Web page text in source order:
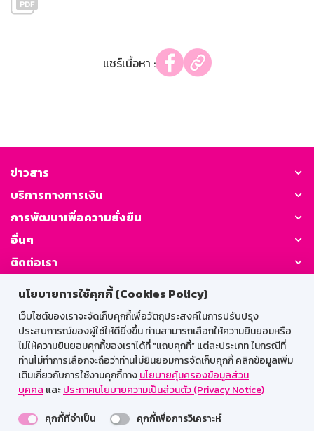
นโยบายการใช้คุกกี้ (Cookies Policy)
เว็บไซต์ของเราจะจัดเก็บคุกกี้เพื่อวัตถุประสงค์ในการปรับปรุง
ประสบการณ์ของผู้ใช้ให้ดียิ่งขึ้น ท่านสามารถเลือกให้ความยินยอมหรือ
ไม่ให้ความยินยอมคุกกี้ของเราได้ที่ "แถบคุกกี้” แต่ละประเภท ในกรณีที่
ท่านไม่ทำการเลือกจะถือว่าท่านไม่ยินยอมการจัดเก็บคุกกี้ คลิกข้อมูลเพิ่ม
เติมเกี่ยวกับการใช้งานคุกกี้ทางนโยบายคุ้มครองข้อมูลส่วน
บุคคล และประกาศนโยบายความเป็นส่วนตัว (Privacy Notice)
คุกกี้ที่จำเป็น
คุกกี้เพื่อการวิเคราะห์
แชร์เนื้อหา :
ข่าวสาร
บริการทางการเงิน
การพัฒนาเพื่อความยั่งยืน
อื่นๆ
ติดต่อเรา
GSB Society:
สำหรับพนักงาน
Web HR
GSB Wisdom
M-Search
เข้าสู่ระบบเน็ตเมล